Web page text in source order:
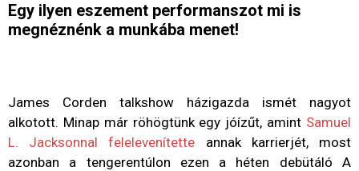
Egy ilyen eszement performanszot mi is
megnéznénk a munkába menet!
James Corden talkshow házigazda ismét nagyot
alkotott. Minap már röhögtünk egy jóízűt, amint Samuel
L. Jacksonnal felelevenítette annak karrierjét, most
azonban a tengerentúlon ezen a héten debütáló A